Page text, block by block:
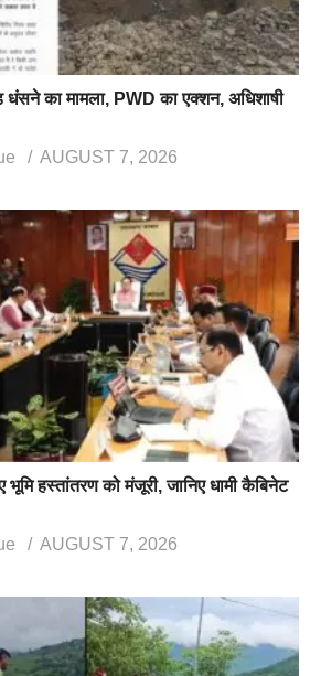
धंसने का मामला, PWD का एक्शन, अधिशाषी
AUGUST 7, 2026
भूमि हस्तांतरण को मंजूरी, जानिए धामी कैबिनेट
AUGUST 7, 2026